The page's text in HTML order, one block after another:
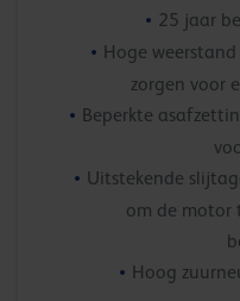
25 jaar
Hoge
zorgen voor
Beperkte
Uitstekende
om de motor
Hoog